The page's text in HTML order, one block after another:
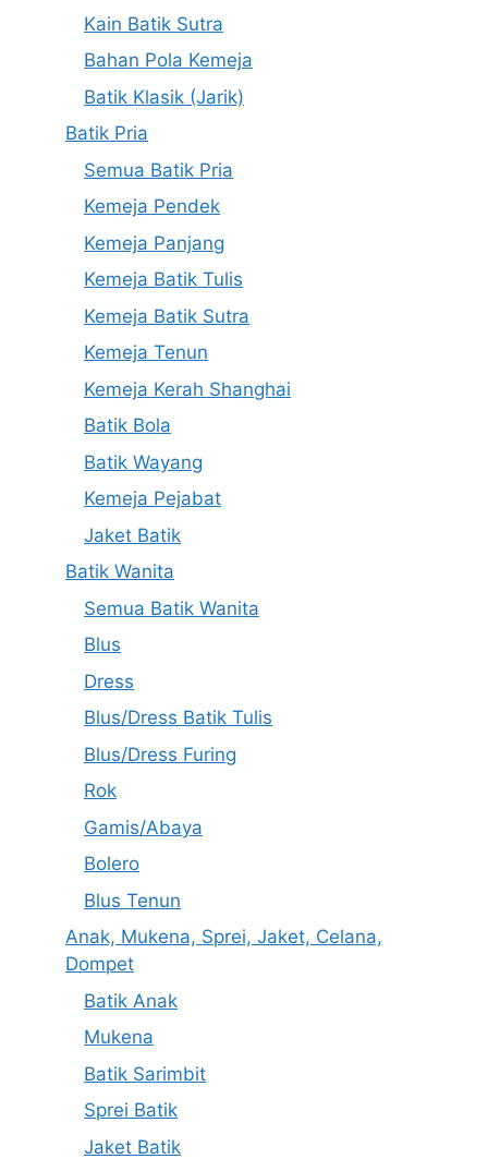
Kain Batik Sutra
Bahan Pola Kemeja
Batik Klasik (Jarik)
Batik Pria
Semua Batik Pria
Kemeja Pendek
Kemeja Panjang
Kemeja Batik Tulis
Kemeja Batik Sutra
Kemeja Tenun
Kemeja Kerah Shanghai
Batik Bola
Batik Wayang
Kemeja Pejabat
Jaket Batik
Batik Wanita
Semua Batik Wanita
Blus
Dress
Blus/Dress Batik Tulis
Blus/Dress Furing
Rok
Gamis/Abaya
Bolero
Blus Tenun
Anak, Mukena, Sprei, Jaket, Celana,
Dompet
Batik Anak
Mukena
Batik Sarimbit
Sprei Batik
Jaket Batik